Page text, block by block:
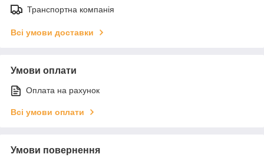
Транспортна компанія
Всі умови доставки
Умови оплати
Оплата на рахунок
Всі умови оплати
Умови повернення